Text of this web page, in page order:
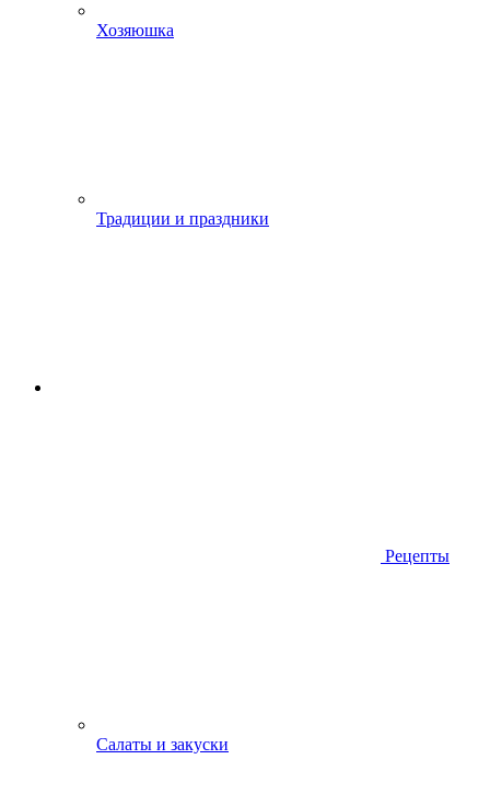
Хозяюшка
Традиции и праздники
Рецепты
Салаты и закуски